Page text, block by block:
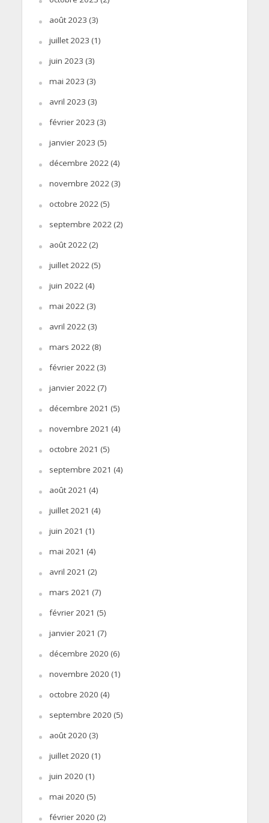
août 2023 (3)
juillet 2023 (1)
juin 2023 (3)
mai 2023 (3)
avril 2023 (3)
février 2023 (3)
janvier 2023 (5)
décembre 2022(4)
novembre 2022(3)
octobre 2022(5)
septembre 2022(2)
août 2022(2)
juillet 2022(5)
juin 2022(4)
mai 2022(3)
avril 2022(3)
mars 2022(8)
février 2022(3)
janvier 2022(7)
décembre 2021 (5)
novembre 2021 (4)
octobre 2021 (5)
septembre 2021 (4)
août 2021 (4)
juillet 2021 (4)
juin 2021 (1)
mai 2021 (4)
avril 2021 (2)
mars 2021 (7)
février 2021 (5)
janvier 2021 (7)
décembre 2020 (6)
novembre 2020 (1)
octobre 2020 (4)
septembre 2020 (5)
août 2020 (3)
juillet 2020 (1)
juin 2020 (1)
mai 2020 (5)
février 2020 (2)